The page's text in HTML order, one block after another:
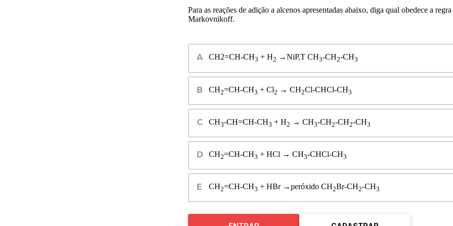
Para as reações de adição a alcenos apresentadas abaixo, diga qual obedece a regra
Markovnikoff.
CH2=CH-CH3 + H2 →NiP,T CH3-CH2-CH3
CH2=CH-CH3 + Cl2 → CH2Cl-CHCl-CH3
CH3-CH=CH-CH3 + H2 → CH3-CH2-CH2-CH3
CH2=CH-CH3 + HCl → CH3-CHCl-CH3
CH2=CH-CH3 + HBr →peróxido CH2Br-CH2-CH3